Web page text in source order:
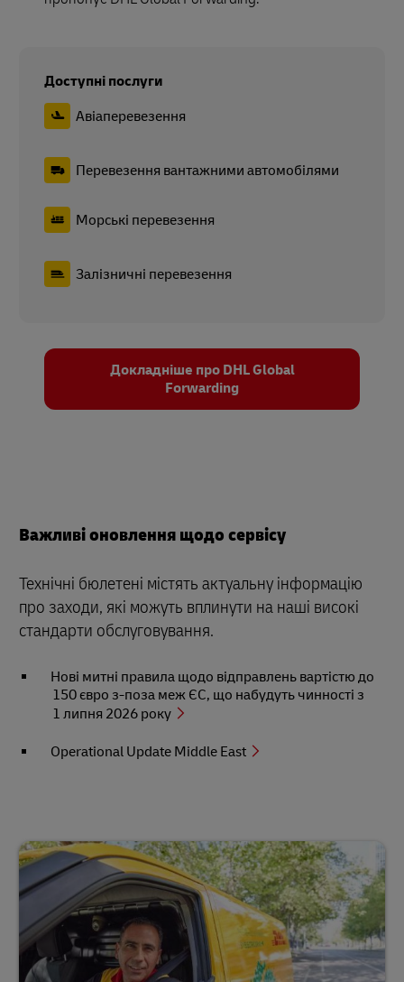
Доступні послуги
Авіаперевезення
Перевезення вантажними автомобілями
Морські перевезення
Залізничні перевезення
Докладніше про DHL Global
Forwarding
Важливі оновлення щодо сервісу
Технічні бюлетені містять актуальну інформацію
про заходи, які можуть вплинути на наші високі
стандарти обслуговування.
Нові митні правила щодо відправлень вартістю до
150 євро з-поза меж ЄС, що набудуть чинності з
1 липня 2026 року
Operational Update Middle East